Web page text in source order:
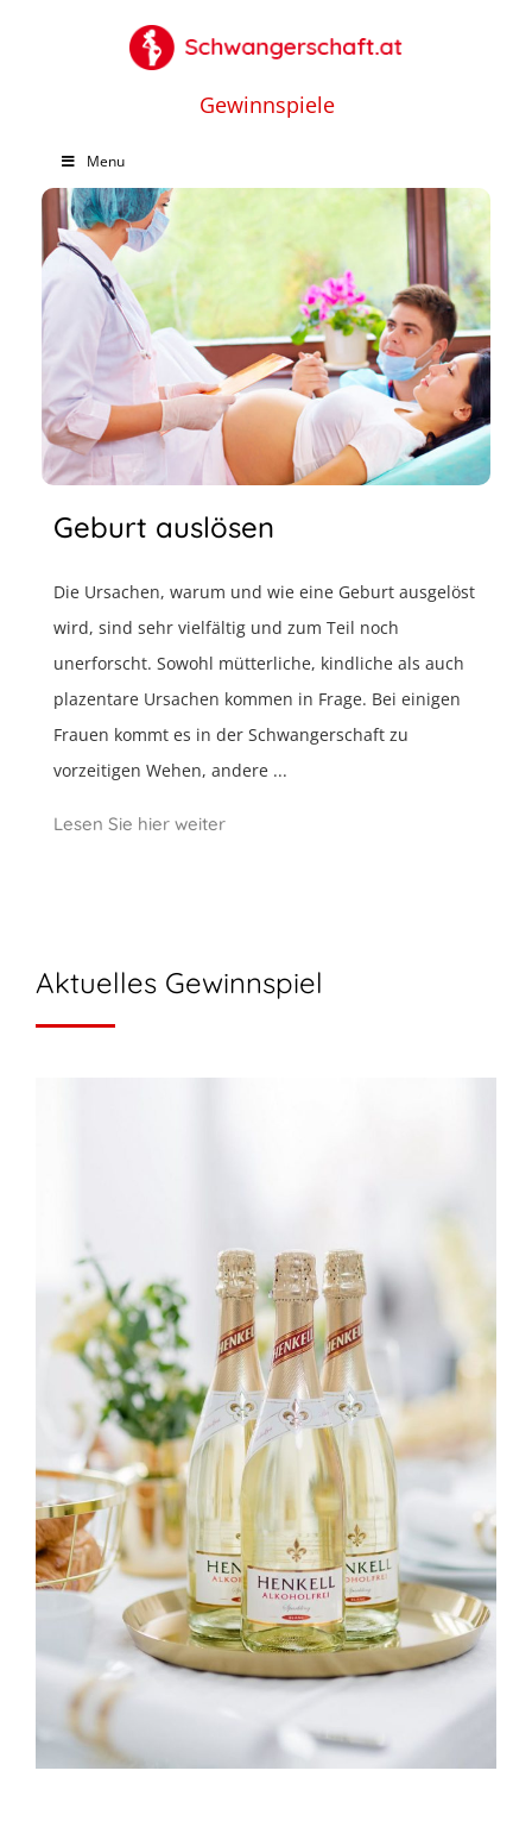
Gewinnspiele
Menu
Geburt auslösen
Die Ursachen, warum und wie eine Geburt ausgelöst
wird, sind sehr vielfältig und zum Teil noch
unerforscht. Sowohl mütterliche, kindliche als auch
plazentare Ursachen kommen in Frage. Bei einigen
Frauen kommt es in der Schwangerschaft zu
vorzeitigen Wehen, andere ...
Lesen Sie hier weiter
Aktuelles Gewinnspiel